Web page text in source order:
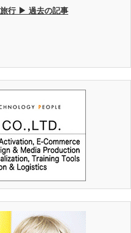
旅行 ▶ 過去の記事